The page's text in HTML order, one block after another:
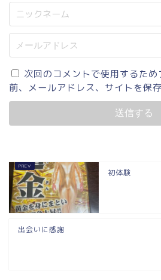
次回のコメントで使用するた
前、メールアドレス、サイトを保存
初体験
出会いに感謝